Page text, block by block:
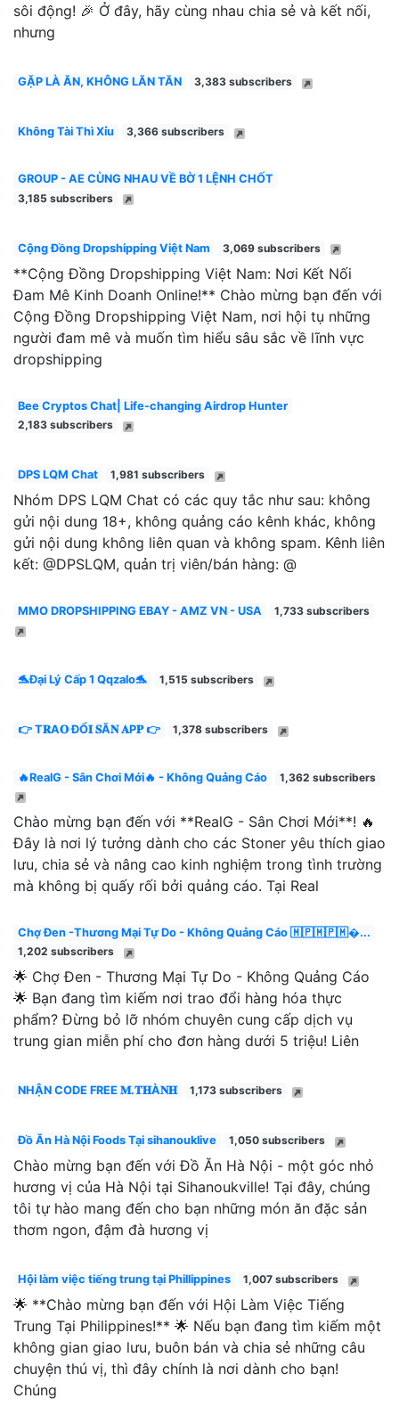
sôi động! 🎉 Ở đây, hãy cùng nhau chia sẻ và kết nối,
nhưng
GẶP LÀ ĂN, KHÔNG LĂN TĂN 3,383 subscribers
Không Tài Thì Xỉu 3,366 subscribers
GROUP - AE CÙNG NHAU VỀ BỜ 1 LỆNH CHỐT
3,185 subscribers
Cộng Đồng Dropshipping Việt Nam 3,069 subscribers
**Cộng Đồng Dropshipping Việt Nam: Nơi Kết Nối
Đam Mê Kinh Doanh Online!** Chào mừng bạn đến với
Cộng Đồng Dropshipping Việt Nam, nơi hội tụ những
người đam mê và muốn tìm hiểu sâu sắc về lĩnh vực
dropshipping
Bee Cryptos Chat| Life-changing Airdrop Hunter
2,183 subscribers
DPS LQM Chat 1,981 subscribers
Nhóm DPS LQM Chat có các quy tắc như sau: không
gửi nội dung 18+, không quảng cáo kênh khác, không
gửi nội dung không liên quan và không spam. Kênh liên
kết: @DPSLQM, quản trị viên/bán hàng: @
MMO DROPSHIPPING EBAY - AMZ VN - USA 1,733 subscribers
🐬Đại Lý Cấp 1 Qqzalo🐬 1,515 subscribers
👉 T𝐑A𝐎 ĐỔ𝐈 𝐒Ă𝐍 𝐀P𝐏 👉 1,378 subscribers
🔥RealG - Sân Chơi Mới🔥 - Không Quảng Cáo 1,362 subscribers
Chào mừng bạn đến với **RealG - Sân Chơi Mới**! 🔥
Đây là nơi lý tưởng dành cho các Stoner yêu thích giao
lưu, chia sẻ và nâng cao kinh nghiệm trong tình trường
mà không bị quấy rối bởi quảng cáo. Tại Real
Chợ Đen -Thương Mại Tự Do - Không Quảng Cáo 🇲🇵🇲🇵🇲...
1,202 subscribers
🌟 Chợ Đen - Thương Mại Tự Do - Không Quảng Cáo
🌟 Bạn đang tìm kiếm nơi trao đổi hàng hóa thực
phẩm? Đừng bỏ lỡ nhóm chuyên cung cấp dịch vụ
trung gian miễn phí cho đơn hàng dưới 5 triệu! Liên
NHẬN CODE FREE 𝐌.𝐓𝐇À𝐍𝐇 1,173 subscribers
Đồ Ăn Hà Nội Foods Tại sihanouklive 1,050 subscribers
Chào mừng bạn đến với Đồ Ăn Hà Nội - một góc nhỏ
hương vị của Hà Nội tại Sihanoukville! Tại đây, chúng
tôi tự hào mang đến cho bạn những món ăn đặc sản
thơm ngon, đậm đà hương vị
Hội làm việc tiếng trung tại Phillippines 1,007 subscribers
🌟 **Chào mừng bạn đến với Hội Làm Việc Tiếng
Trung Tại Philippines!** 🌟 Nếu bạn đang tìm kiếm một
không gian giao lưu, buôn bán và chia sẻ những câu
chuyện thú vị, thì đây chính là nơi dành cho bạn!
Chúng